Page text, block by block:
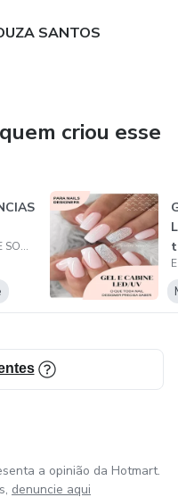
SANTOS
criou esse
EDIO WILSON DE SOUZA SANTOS
a opinião da Hotmart.
denuncie aqui